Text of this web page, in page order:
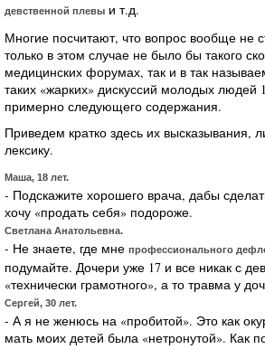
девственной плевыи т.д.
Многие посчитают, что вопрос вообще не
только в этом случае не было бы такого
медицинских форумах, так и в так
таких «жарких» дискуссий молодых
примерно следующего содержания.
Приведем кратко здесь их высказывания,
лексику.
Маша, 18 лет.
- Подскажите хорошего врача, дабы
хочу «продать себя» подороже.
Светлана Анатольевна.
- Не знаете, где мне профессионального
подумайте. Дочери уже 17 и все никак с
«технически грамотного», а то травма у
Сергей, 30 лет.
- А я не женюсь на «пробитой». Это как
мать моих детей была «нетронутой». Как